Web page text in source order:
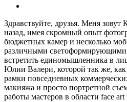
Здравствуйте, друзья. Меня
назад, имея скромный опыт
бюджетных камер и несколько
различными светоформирующими
встретить единомышленника в
Юлии Валери, которой так же, как
рамки повседневных
макияжа и просто портретной
работы мастеров в области face